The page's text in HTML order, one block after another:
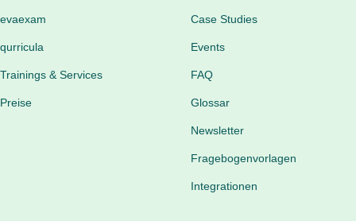
evaexam
qurricula
Trainings & Services
Preise
Case Studies
Events
FAQ
Glossar
Newsletter
Fragebogenvorlagen
Integrationen